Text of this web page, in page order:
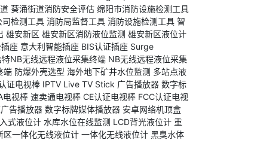
葵涌街道消防安全评估 绵阳市消防设施检测工具
检测工具 消防局监督工具 消防设施检测工具 智
雄安新区 雄安新区消防液位监测 雄安新区液位计
座 意大利智能插座 BIS认证插座 Surge
特NB无线远程液位采集终端 NB无线远程液位采集
端 防爆外壳选型 海外地下矿井水位监测 多站点液
证电视棒 IPTV Live TV Stick 广告播放器 数字标
电视棒 速卖通电视棒 CE认证电视棒 FCC认证电视
告播放器 数字标牌媒体播放器 安卓网络机顶盒
式液位计 水库水位在线监测 LCD背光液位计 重
区一体化无线液位计 一体化无线液位计 黑臭水体